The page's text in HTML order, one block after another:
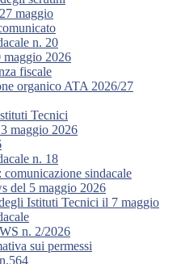
maggio
n. 20
2026
fiscale
organico ATA 2026/27
Tecnici
maggio 2026
n. 18
sindacale
del 5 maggio 2026
Istituti Tecnici il 7 maggio
n. 2/2026
sui permessi